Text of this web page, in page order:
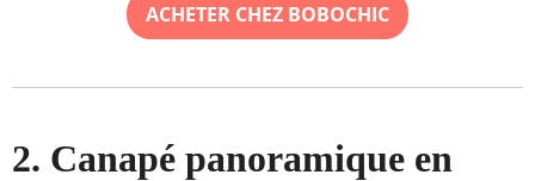
ACHETER CHEZ BOBOCHIC
2. Canapé panoramique en